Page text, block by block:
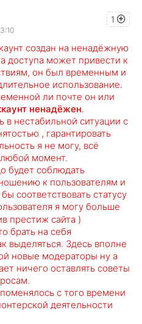
1
создан на ненадёжную
доступа может привести к
он был временным и
использование.
ли почте он или
ненадёжен.
в нестабильной ситуации с
, гарантировать
я не могу, всё
момент.
будет соблюдать
к пользователям и
соответствовать статусу
я могу больше
престиж сайта )
брать на себя
выделяться. Здесь вполне
новые модераторы ну а
ничего оставлять советы
с того времени
деятельности